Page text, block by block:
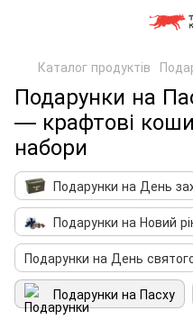
Каталог продуктів
Подарунки на
— крафтові
набори
Подарунки на День
Подарунки на Новий
Подарунки на День
Подарунки на Пасху